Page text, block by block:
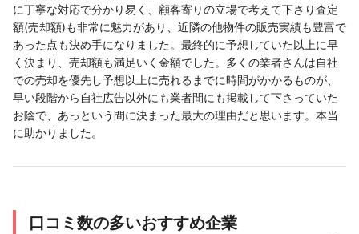
に丁寧な対応で分かり易く、顧客寄りの立場で考えて下さり査定
額(売却額)も非常に魅力があり、近隣の他物件の販売実績も豊富で
あった点も決め手になりました。最終的に予想していた以上に早
く決まり、売却額も満足いく金額でした。多くの業者さんは自社
での売却を優先し予想以上に売れるまでに時間がかかるものが、
早い段階から自社広告以外にも業者間にも掲載して下さっていた
お陰で、あっという間に決まった最大の理由だと思います。本当
に助かりました。
口コミ数の多いおすすめ企業